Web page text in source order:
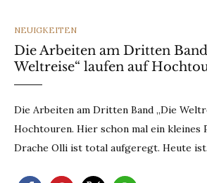
CATEGORIES
NEUIGKEITEN
Die Arbeiten am Dritten
Weltreise“ laufen auf
Die Arbeiten am Dritten Band „Die
Hochtouren. Hier schon mal ein kleines
Drache Olli ist total aufgeregt. Heute